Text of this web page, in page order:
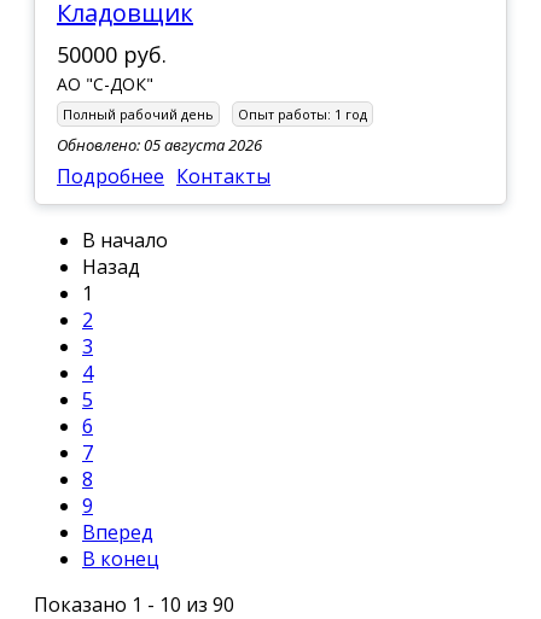
Кладовщик
50000 руб.
АО "С-ДОК"
Полный рабочий день Опыт работы: 1 год
Обновлено: 05 августа 2026
Подробнее Контакты
В начало
Назад
1
2
3
4
5
6
7
8
9
Вперед
В конец
Показано 1 - 10 из 90